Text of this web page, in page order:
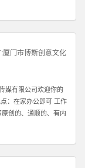
厦门市博斯创意文化
媒有限公司欢迎你的
：在家办公即可 工作
创的、通顺的、有内
网络文章）、通
清楚自己是否合